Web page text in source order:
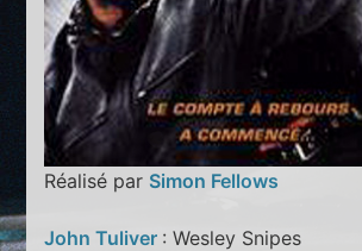
Réalisé par Simon Fellows
John Tuliver : Wesley Snipes